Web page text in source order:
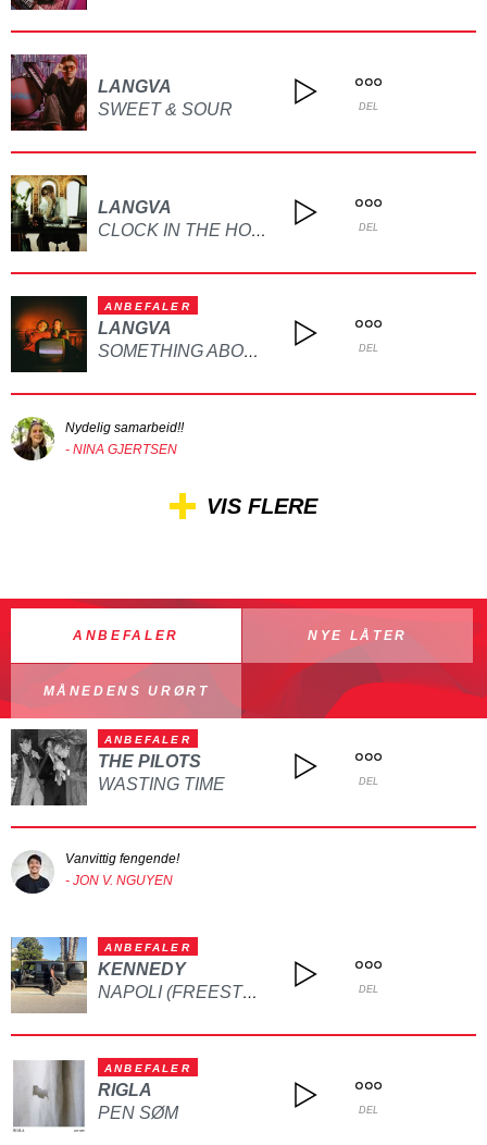
LANGVA
SWEET & SOUR
DEL
LANGVA
CLOCK IN THE HOURS DEL
ANBEFALER
LANGVA
SOMETHING ABOUT YOU DEL
Nydelig samarbeid!!
- NINA GJERTSEN
VIS FLERE
ANBEFALER NYE LÅTER
MÅNEDENS URØRT
ANBEFALER
THE PILOTS
WASTING TIME
DEL
Vanvittig fengende!
- JON V. NGUYEN
ANBEFALER
KENNEDY
NAPOLI (FREESTYLE) DEL
ANBEFALER
RIGLA
PEN SØM
DEL